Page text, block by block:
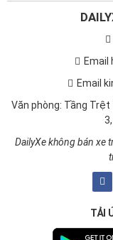
Email
Email
Văn phòng: Tầng Trệt
DailyXe không bán xe
TẢI